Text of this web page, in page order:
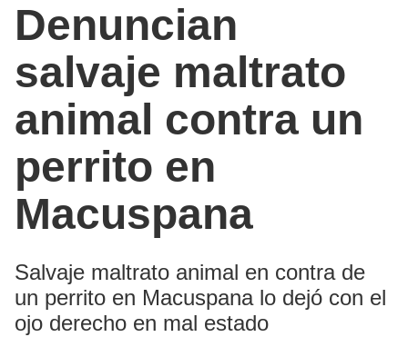
Denuncian
salvaje maltrato
animal contra un
perrito en
Macuspana
Salvaje maltrato animal en contra de
un perrito en Macuspana lo dejó con el
ojo derecho en mal estado